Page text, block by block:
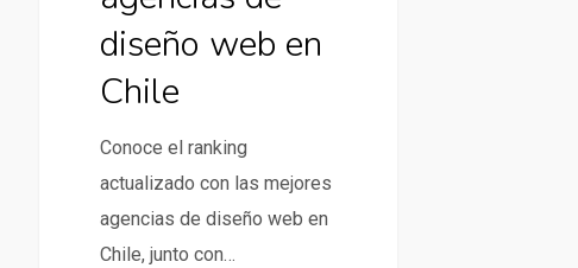
diseño web en
Chile
Conoce el ranking
actualizado con las mejores
agencias de diseño web en
Chile, junto con…